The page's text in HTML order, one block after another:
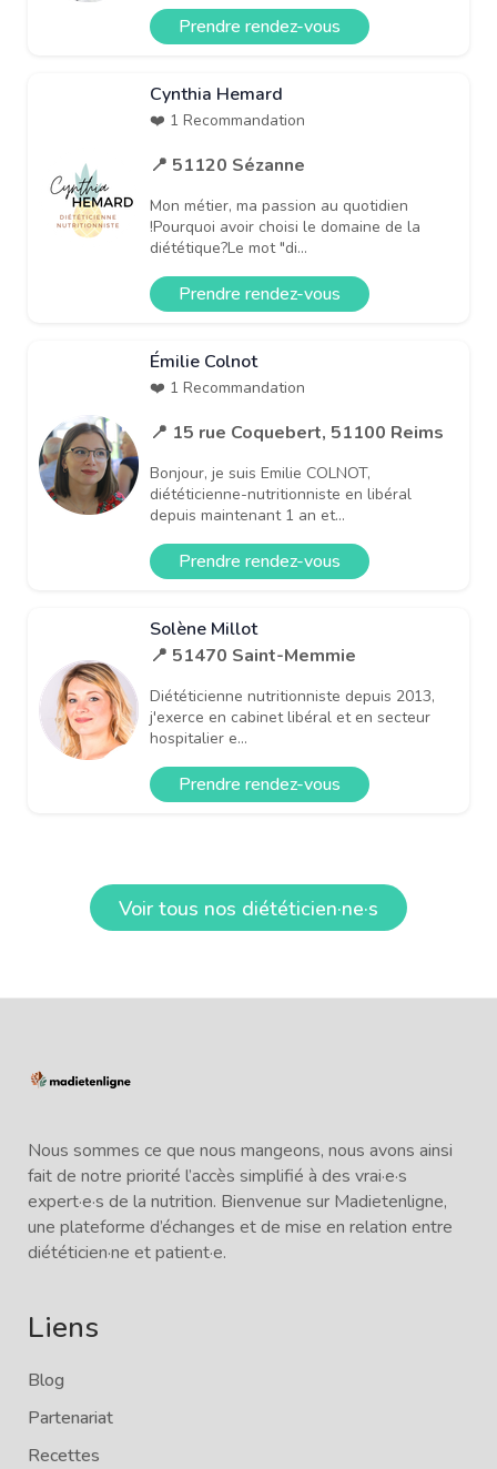
Prendre rendez-vous
Cynthia Hemard
❤️ 1 Recommandation
📍 51120 Sézanne
Mon métier, ma passion au quotidien
!Pourquoi avoir choisi le domaine de la
diététique?Le mot "di...
Prendre rendez-vous
Émilie Colnot
❤️ 1 Recommandation
📍 15 rue Coquebert, 51100 Reims
Bonjour, je suis Emilie COLNOT,
diététicienne-nutritionniste en libéral
depuis maintenant 1 an et...
Prendre rendez-vous
Solène Millot
📍 51470 Saint-Memmie
Diététicienne nutritionniste depuis 2013,
j'exerce en cabinet libéral et en secteur
hospitalier e...
Prendre rendez-vous
Voir tous nos diététicien·ne·s
Nous sommes ce que nous mangeons, nous avons ainsi
fait de notre priorité l’accès simplifié à des vrai·e·s
expert·e·s de la nutrition. Bienvenue sur Madietenligne,
une plateforme d’échanges et de mise en relation entre
diététicien·ne et patient·e.
Liens
Blog
Partenariat
Recettes